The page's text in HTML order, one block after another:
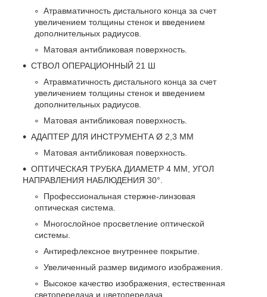
Атравматичность дистального конца за счет
увеличением толщины стенок и введением
дополнительных радиусов.
Матовая антибликовая поверхность.
СТВОЛ ОПЕРАЦИОННЫЙ 21 Ш
Атравматичность дистального конца за счет
увеличением толщины стенок и введением
дополнительных радиусов.
Матовая антибликовая поверхность.
АДАПТЕР ДЛЯ ИНСТРУМЕНТА Ø 2,3 ММ
Матовая антибликовая поверхность.
ОПТИЧЕСКАЯ ТРУБКА ДИАМЕТР 4 ММ, УГОЛ
НАПРАВЛЕНИЯ НАБЛЮДЕНИЯ 30°
Профессиональная стержне-линзовая
оптическая система.
Многослойное просветление оптической
системы.
Антирефлексное внутреннее покрытие.
Увеличенный размер видимого изображения.
Высокое качество изображения, естественная
светопередача и цветопередача.